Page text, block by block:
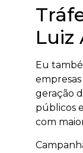
Luiz
Eu
geração
públicos
com